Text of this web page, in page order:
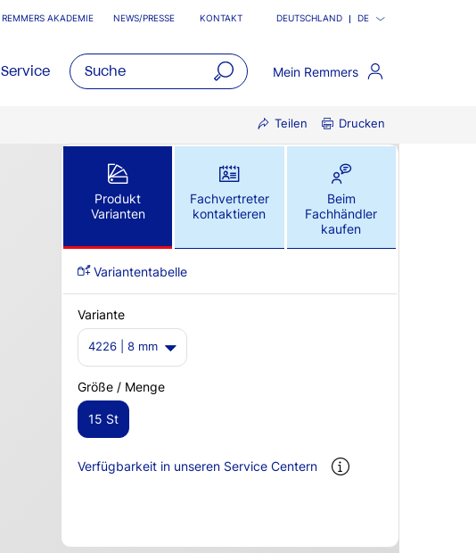
REMMERS AKADEMIE NEWS/PRESSE KONTAKT DEUTSCHLAND DE
Service Mein Remmers
Teilen Drucken
Produkt
Varianten
Fachvertreter
kontaktieren
Beim
Fachhändler
kaufen
Variantentabelle
Variante
4226 | 8 mm
Größe / Menge
15 St
Verfügbarkeit in unseren Service Centern